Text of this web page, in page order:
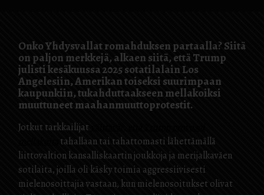
Onko Yhdysvallat romahduksen partaalla? Siitä
on paljon merkkejä, alkaen siitä, että Trump
julisti kesäkuussa 2025 sotatilalain Los
Angelesiin, Amerikan toiseksi suurimpaan
kaupunkiin, tukahduttaakseen mellakoiksi
muuttuneet maahanmuuttoprotestit.
Jotkut tarkkailijat
tahallaan tai tahattomasti lähettämällä
liittovaltion kansalliskaartin joukkoja ja merijalkaväen
sotilaita, joilla oli käsky toimia aggressiivisesti
mielenosoittajia vastaan, kun mielenosoitukset olivat